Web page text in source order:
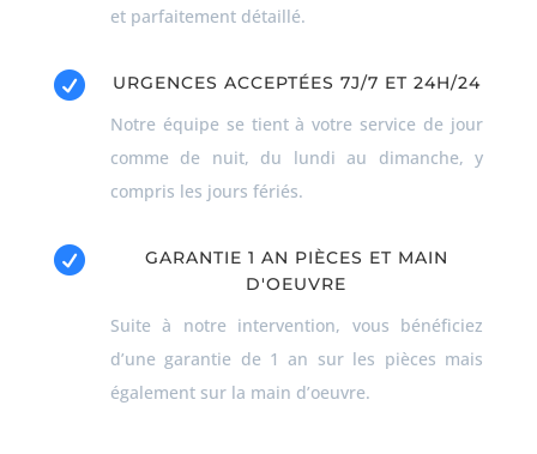
et parfaitement détaillé.
 URGENCES ACCEPTÉES 7J/7 ET 24H/24
Notre équipe se tient à votre service de jour
comme de nuit, du lundi au dimanche, y
compris les jours fériés.

GARANTIE 1 AN PIÈCES ET MAIN
D'OEUVRE
Suite à notre intervention, vous bénéficiez
d’une garantie de 1 an sur les pièces mais
également sur la main d’oeuvre.